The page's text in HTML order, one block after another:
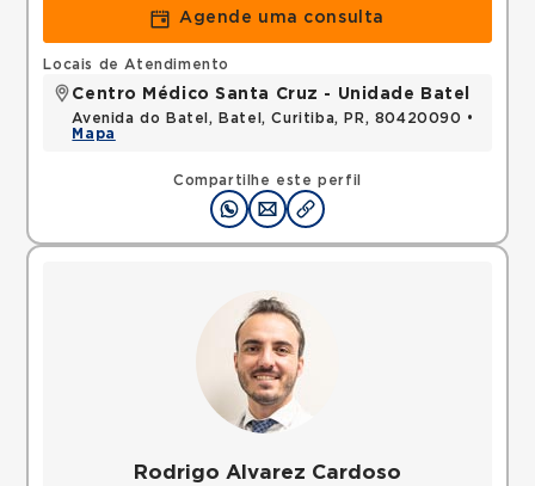
Agende uma consulta
Compartilhe este perfil
Locais de Atendimento
Centro Médico Santa Cruz - Unidade Batel
Avenida do Batel, Batel, Curitiba, PR, 80420090 •
Mapa
Rodrigo Alvarez Cardoso